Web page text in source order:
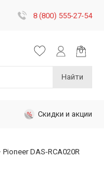
8 (800) 555-27-54
Найти
Скидки и акции
Pioneer DAS-RCA020R